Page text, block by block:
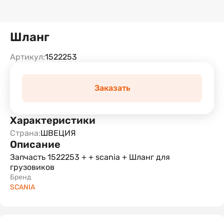
Шланг
Артикул:1522253
Заказать
Характеристики
Страна:ШВЕЦИЯ
Описание
Запчасть 1522253 + + scania + Шланг для
грузовиков
Бренд
SCANIA